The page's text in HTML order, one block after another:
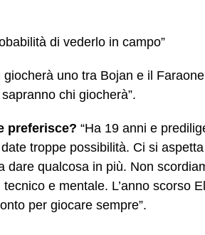
di vederlo in campo”
giocherà uno tra Bojan e il
chi giocherà”.
preferisce? “Ha 19 anni e
troppe possibilità. Ci si
dare qualcosa in più. Non
e mentale. L’anno scorso
per giocare sempre”.